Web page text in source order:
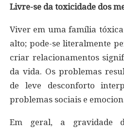
Livre-se da toxicidade dos
Viver em uma família
alto; pode-se literalmente
criar relacionamentos
da vida. Os problemas
de leve desconforto
problemas sociais e
Em geral, a gravidade